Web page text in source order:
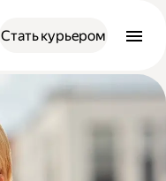
Стать курьером